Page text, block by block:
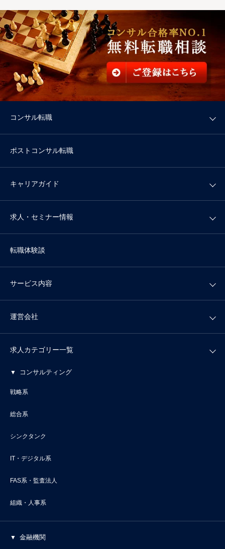
コンサル転職
ポストコンサル転職
キャリアガイド
求人・セミナー情報
転職体験談
サービス内容
運営会社
求人カテゴリー一覧
コンサルティング
戦略系
総合系
シンクタンク
IT・デジタル系
FAS系・監査法人
組織・人事系
金融機関